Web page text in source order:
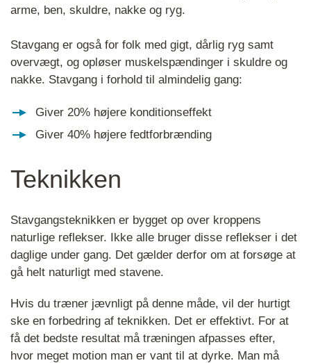
arme, ben, skuldre, nakke og ryg.
Stavgang er også for folk med gigt, dårlig ryg samt
overvægt, og opløser muskelspændinger i skuldre og
nakke. Stavgang i forhold til almindelig gang:
Giver 20% højere konditionseffekt
Giver 40% højere fedtforbrænding
Teknikken
Stavgangsteknikken er bygget op over kroppens
naturlige reflekser. Ikke alle bruger disse reflekser i det
daglige under gang. Det gælder derfor om at forsøge at
gå helt naturligt med stavene.
Hvis du træner jævnligt på denne måde, vil der hurtigt
ske en forbedring af teknikken. Det er effektivt. For at
få det bedste resultat må træningen afpasses efter,
hvor meget motion man er vant til at dyrke. Man må